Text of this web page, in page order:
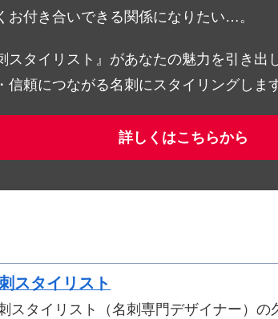
お付き合いできる関係になりたい…。
スタイリスト』があなたの魅力を引き出し
信頼につながる名刺にスタイリングしま
詳しくはこちらから
スタイリスト
スタイリスト（名刺専門デザイナー）の